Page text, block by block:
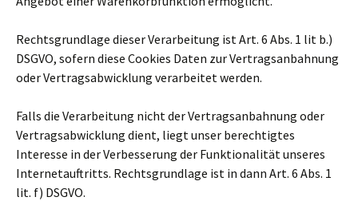
Rechtsgrundlage dieser Verarbeitung ist Art. 6 Abs. 1 lit b.)
DSGVO, sofern diese Cookies Daten zur Vertragsanbahnung
oder Vertragsabwicklung verarbeitet werden.
Falls die Verarbeitung nicht der Vertragsanbahnung oder
Vertragsabwicklung dient, liegt unser berechtigtes
Interesse in der Verbesserung der Funktionalität unseres
Internetauftritts. Rechtsgrundlage ist in dann Art. 6 Abs. 1
lit. f) DSGVO.